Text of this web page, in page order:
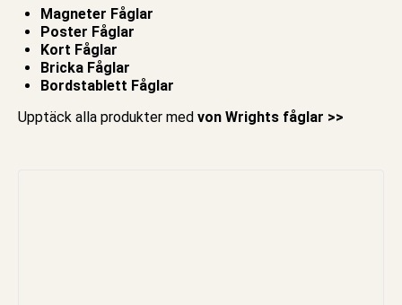
Magneter Fåglar
Poster Fåglar
Kort Fåglar
Bricka Fåglar
Bordstablett Fåglar
Upptäck alla produkter med von Wrights fåglar >>